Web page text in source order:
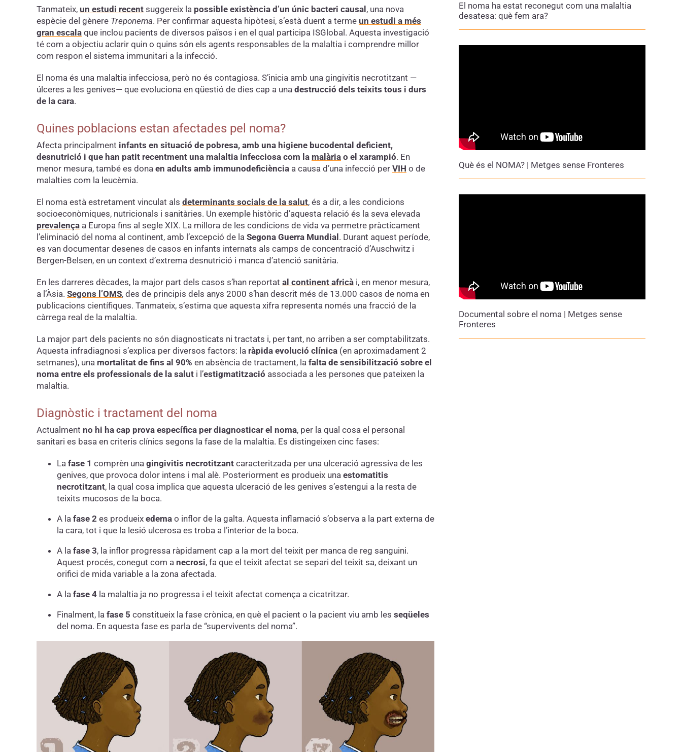
Tanmateix, un estudi recentsuggereix la possible existència d’un únic bacteri causal , una nova
espècie del gènere Treponema. Per confirmar aquesta hipòtesi, s’està duent a terme un estudi a més
gran escalaque inclou pacients de diversos països i en el qual participa ISGlobal. Aquesta investigació
té com a objectiu aclarir quin o quins són els agents responsables de la malaltia i comprendre millor
com respon el sistema immunitari a la infecció.
El noma és una malaltia infecciosa, però no és contagiosa. S’inicia amb una gingivitis necrotitzant —
úlceres a les genives— que evoluciona en qüestió de dies cap a una destrucció dels teixits tous i durs
de la cara.
Quines poblacions estan afectades pel noma?
Afecta principalment infants en situació de pobresa, amb una higiene bucodental deficient,
desnutrició i que han patit recentment una malaltia infecciosa com la malàriao el xarampió. En
menor mesura, també es dona en adults amb immunodeficiènciaa causa d’una infecció per VIH o de
malalties com la leucèmia.
El noma està estretament vinculat als determinants socials de la salut, és a dir, a les condicions
socioeconòmiques, nutricionals i sanitàries. Un exemple històric d’aquesta relació és la seva elevada
prevalençaa Europa fins al segle XIX. La millora de les condicions de vida va permetre pràcticament
l’eliminació del noma al continent, amb l’excepció de la Segona Guerra Mundial . Durant aquest període,
es van documentar desenes de casos en infants internats als camps de concentració d’Auschwitz i
Bergen-Belsen, en un context d’extrema desnutrició i manca d’atenció sanitària.
En les darreres dècades, la major part dels casos s’han reportat al continent africài, en menor mesura,
a l’Àsia. Segons l’OMS, des de principis dels anys 2000 s’han descrit més de 13.000 casos de noma en
publicacions científiques. Tanmateix, s’estima que aquesta xifra representa només una fracció de la
càrrega real de la malaltia.
La major part dels pacients no són diagnosticats ni tractats i, per tant, no arriben a ser comptabilitzats.
Aquesta infradiagnosi s’explica per diversos factors: la ràpida evolució clínica(en aproximadament 2
setmanes), una mortalitat de fins al 90% en absència de tractament, la falta de sensibilització sobre el
noma entre els professionals de la saluti l’estigmatització associada a les persones que pateixen la
malaltia.
Diagnòstic i tractament del noma
Actualment no hi ha cap prova específica per diagnosticar el noma, per la qual cosa el personal
sanitari es basa en criteris clínics segons la fase de la malaltia. Es distingeixen cinc fases:
La fase 1 comprèn una gingivitis necrotitzantcaracteritzada per una ulceració agressiva de les
genives, que provoca dolor intens i mal alè. Posteriorment es produeix una estomatitis
necrotitzant, la qual cosa implica que aquesta ulceració de les genives s’estengui a la resta de
teixits mucosos de la boca.
A la fase 2 es produeix edemao inflor de la galta. Aquesta inflamació s’observa a la part externa de
la cara, tot i que la lesió ulcerosa es troba a l’interior de la boca.
A la fase 3, la inflor progressa ràpidament cap a la mort del teixit per manca de reg sanguini.
Aquest procés, conegut com a necrosi, fa que el teixit afectat se separi del teixit sa, deixant un
orifici de mida variable a la zona afectada.
A la fase 4la malaltia ja no progressa i el teixit afectat comença a cicatritzar.
Finalment, la fase 5 constitueix la fase crònica, en què el pacient o la pacient viu amb les seqüeles
del noma. En aquesta fase es parla de “supervivents del noma”.
El noma ha estat reconegut com una malaltia
desatesa: què fem ara?
Què és el NOMA? | Metges sense Fronteres
Documental sobre el noma | Metges sense
Fronteres